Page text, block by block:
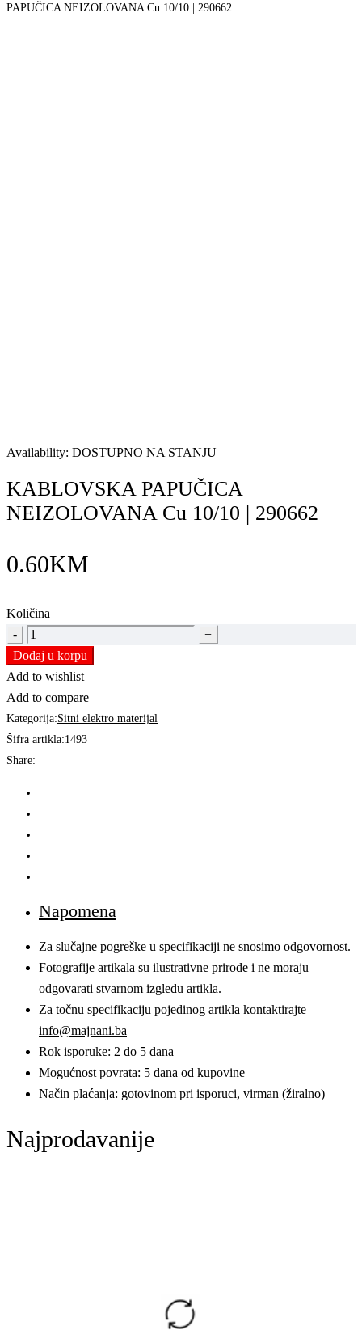
PAPUČICA NEIZOLOVANA Cu 10/10 | 290662
Availability: DOSTUPNO NA STANJU
KABLOVSKA PAPUČICA
NEIZOLOVANA Cu 10/10 | 290662
0.60KM
Količina
KABLOVSKA
PAPUČICA
NEIZOLOVANA
Cu
10/10
|
290662
Dodaj u korpu
Add to wishlist
Add to compare
Kategorija:Sitni elektro materijal
Šifra artikla:1493
Share:
Napomena
Za slučajne pogreške u specifikaciji ne snosimo odgovornost.
Fotografije artikala su ilustrativne prirode i ne moraju
odgovarati stvarnom izgledu artikla.
Za točnu specifikaciju pojedinog artikla kontaktirajte
info@majnani.ba
Rok isporuke: 2 do 5 dana
Mogućnost povrata: 5 dana od kupovine
Način plaćanja: gotovinom pri isporuci, virman (žiralno)
Najprodavanije